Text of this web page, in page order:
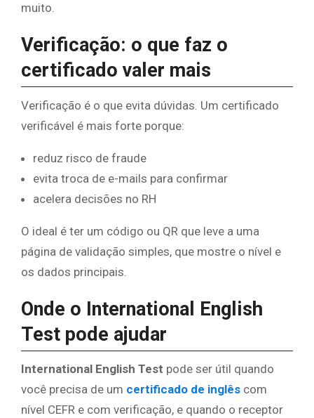
muito.
Verificação: o que faz o
certificado valer mais
Verificação é o que evita dúvidas. Um certificado
verificável é mais forte porque:
reduz risco de fraude
evita troca de e-mails para confirmar
acelera decisões no RH
O ideal é ter um código ou QR que leve a uma
página de validação simples, que mostre o nível e
os dados principais.
Onde o International English
Test pode ajudar
International English Test pode ser útil quando
você precisa de um certificado de inglês com
nível CEFR e com verificação, e quando o receptor